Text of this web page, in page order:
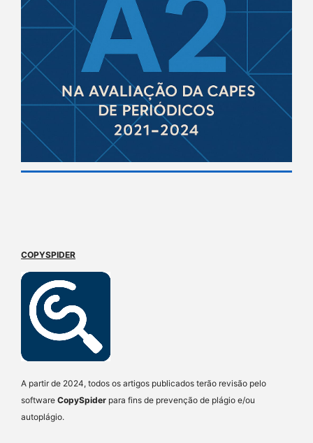
COPYSPIDER
A partir de 2024, todos os artigos publicados terão revisão pelo
software CopySpider para fins de prevenção de plágio e/ou
autoplágio.